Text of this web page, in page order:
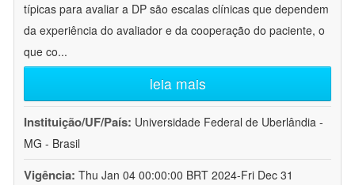
típicas para avaliar a DP são escalas clínicas que dependem
da experiência do avaliador e da cooperação do paciente, o
que co...
leia mais
Instituição/UF/País: Universidade Federal de Uberlândia -
MG - Brasil
Vigência: Thu Jan 04 00:00:00 BRT 2024-Fri Dec 31